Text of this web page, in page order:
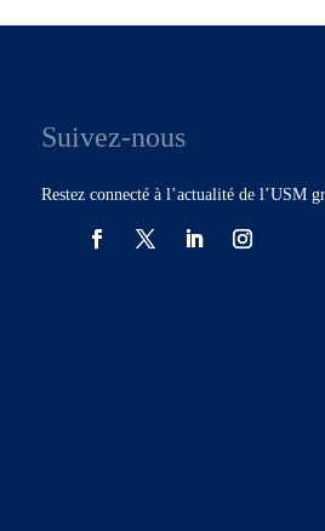
Suivez-nous
Restez connecté à l’actualité de l’USM